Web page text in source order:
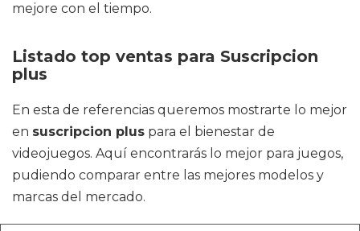
mejore con el tiempo.
Listado top ventas para Suscripcion
plus
En esta de referencias queremos mostrarte lo mejor
en suscripcion plus para el bienestar de
videojuegos. Aquí encontrarás lo mejor para juegos,
pudiendo comparar entre las mejores modelos y
marcas del mercado.